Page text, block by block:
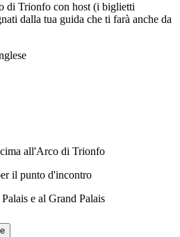
di Trionfo con host (i biglietti
dalla tua guida che ti farà anche da
all'Arco di Trionfo
il punto d'incontro
e al Grand Palais